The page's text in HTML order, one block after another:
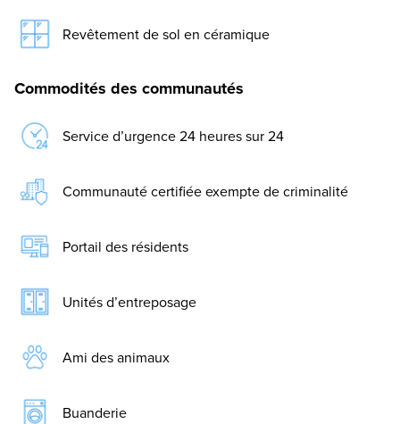
Revêtement de sol en céramique
Commodités des communautés
Service d’urgence 24 heures sur 24
Communauté certifiée exempte de criminalité
Portail des résidents
Unités d’entreposage
Ami des animaux
Buanderie